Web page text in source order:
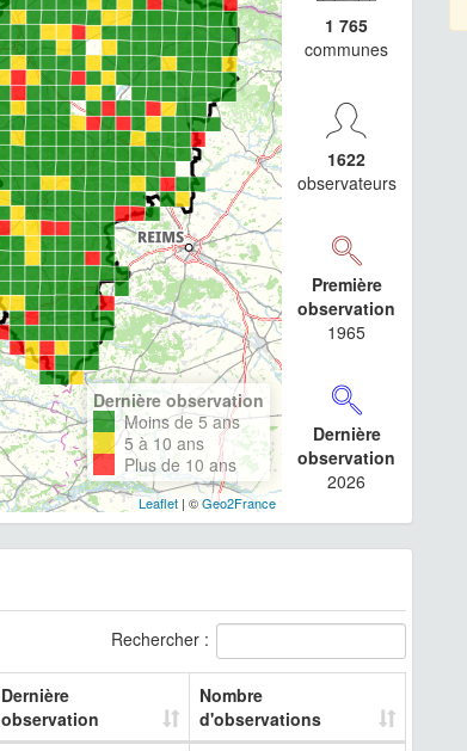
Dernière observation
Moins de 5 ans
5 à 10 ans
Plus de 10 ans
Leaflet| ©Geo2France
1 765
communes
1622
observateurs
Première
observation
1965
Dernière
observation
2026
Rechercher :
Dernière
observation
Nombre
d'observations